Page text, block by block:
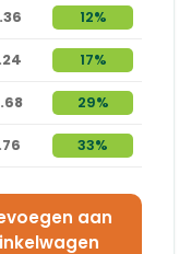
12%
17%
29%
33%
460 x 370 - BC-Golf
aan